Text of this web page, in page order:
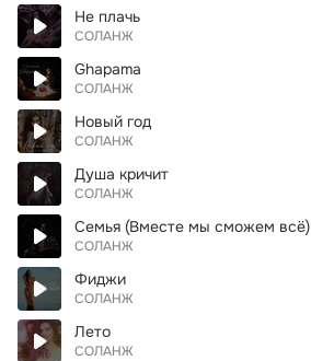
Не плачь
СОЛАНЖ
Ghapama
СОЛАНЖ
Новый год
СОЛАНЖ
Душа кричит
СОЛАНЖ
Семья (Вместе мы сможем всё)
СОЛАНЖ
Фиджи
СОЛАНЖ
Лето
СОЛАНЖ